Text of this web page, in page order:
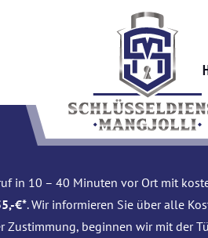
in 10 – 40 Minuten vor Ort mit
€*. Wir informieren Sie über alle
Zustimmung, beginnen wir mit der